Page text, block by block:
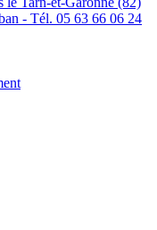
- Tél. 05 63 66 06 24